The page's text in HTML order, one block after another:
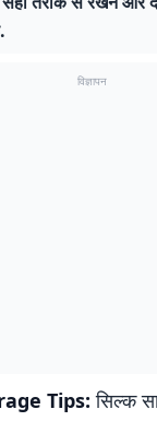
विज्ञापन
Tips:सिल्क